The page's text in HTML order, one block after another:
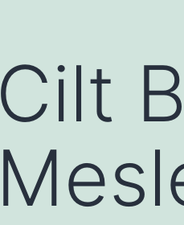
Cilt